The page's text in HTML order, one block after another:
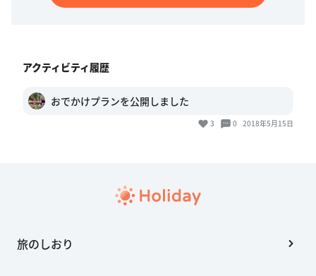
アクティビティ履歴
おでかけプランを公開しました
3 0 2018年5月15日
旅のしおり